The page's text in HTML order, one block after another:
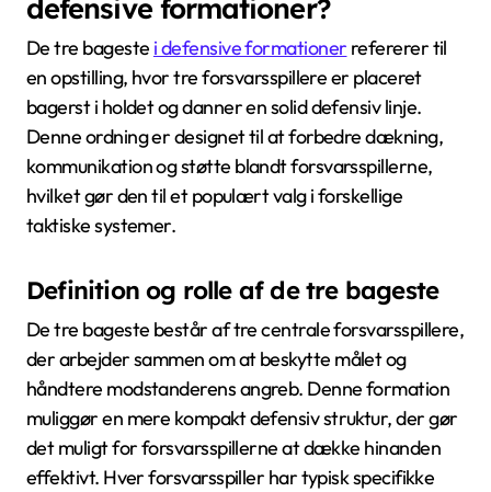
defensive formationer?
De tre bageste i defensive formationer refererer til
en opstilling, hvor tre forsvarsspillere er placeret
bagerst i holdet og danner en solid defensiv linje.
Denne ordning er designet til at forbedre dækning,
kommunikation og støtte blandt forsvarsspillerne,
hvilket gør den til et populært valg i forskellige
taktiske systemer.
Definition og rolle af de tre bageste
De tre bageste består af tre centrale forsvarsspillere,
der arbejder sammen om at beskytte målet og
håndtere modstanderens angreb. Denne formation
muliggør en mere kompakt defensiv struktur, der gør
det muligt for forsvarsspillerne at dække hinanden
effektivt. Hver forsvarsspiller har typisk specifikke